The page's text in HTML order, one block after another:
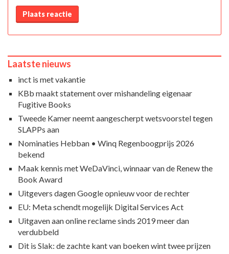
Plaats reactie
Laatste nieuws
inct is met vakantie
KBb maakt statement over mishandeling eigenaar
Fugitive Books
Tweede Kamer neemt aangescherpt wetsvoorstel tegen
SLAPPs aan
Nominaties Hebban • Winq Regenboogprijs 2026
bekend
Maak kennis met WeDaVinci, winnaar van de Renew the
Book Award
Uitgevers dagen Google opnieuw voor de rechter
EU: Meta schendt mogelijk Digital Services Act
Uitgaven aan online reclame sinds 2019 meer dan
verdubbeld
Dit is Slak: de zachte kant van boeken wint twee prijzen